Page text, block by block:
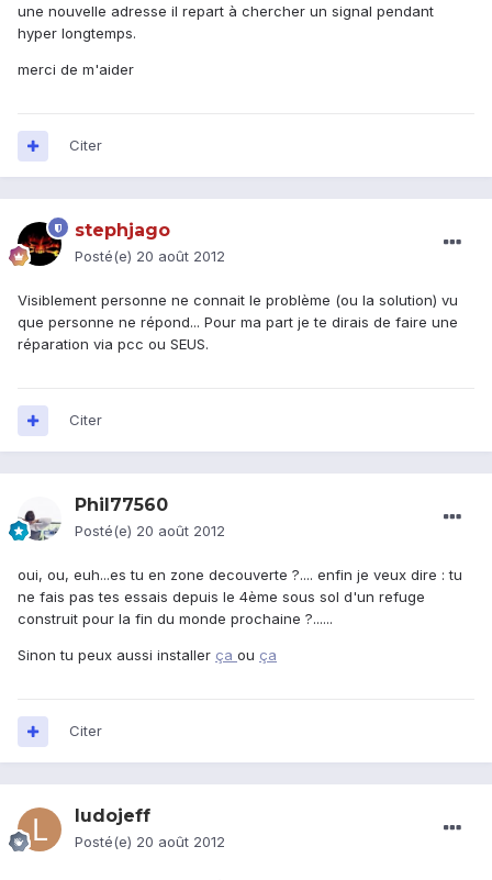
une nouvelle adresse il repart à chercher un signal pendant
hyper longtemps.
merci de m'aider
Citer
stephjago
Posté(e) 20 août 2012
Visiblement personne ne connait le problème (ou la solution) vu
que personne ne répond... Pour ma part je te dirais de faire une
réparation via pcc ou SEUS.
Citer
Phil77560
Posté(e) 20 août 2012
oui, ou, euh...es tu en zone decouverte ?.... enfin je veux dire : tu
ne fais pas tes essais depuis le 4ème sous sol d'un refuge
construit pour la fin du monde prochaine ?......
Sinon tu peux aussi installer ça ou ça
Citer
ludojeff
Posté(e) 20 août 2012